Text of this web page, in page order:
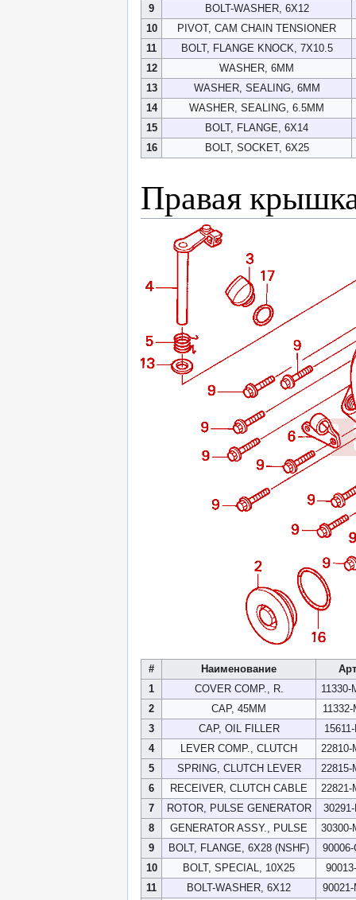
9
BOLT-WASHER, 6X12
10
PIVOT, CAM CHAIN TENSIONER
11
BOLT, FLANGE KNOCK, 7X10.5
12
WASHER, 6MM
13
WASHER, SEALING, 6MM
14
WASHER, SEALING, 6.5MM
15
BOLT, FLANGE, 6X14
16
BOLT, SOCKET, 6X25
Правая
# Наименование
1
COVER COMP., R.
11330-
2
CAP, 45MM
3
CAP, OIL FILLER
4
LEVER COMP., CLUTCH
22810-
5
SPRING, CLUTCH LEVER
22815-
6
RECEIVER, CLUTCH CABLE
22821-
7
ROTOR, PULSE GENERATOR
8
GENERATOR ASSY., PULSE
30300-
9
BOLT, FLANGE, 6X28 (NSHF)
10
BOLT, SPECIAL, 10X25
11
BOLT-WASHER, 6X12